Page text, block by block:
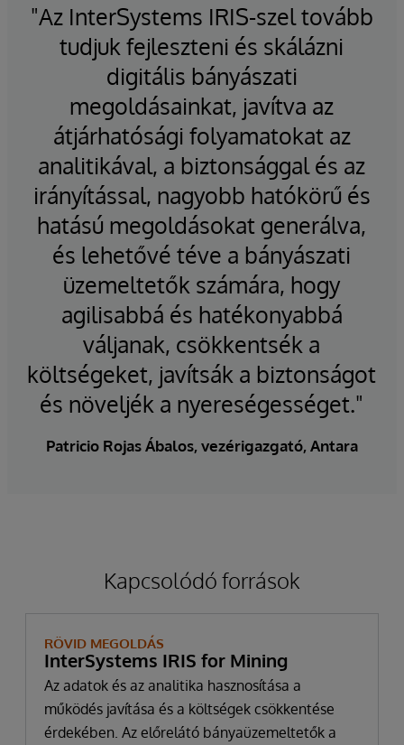
"Az InterSystems IRIS-szel tovább
tudjuk fejleszteni és skálázni
digitális bányászati
megoldásainkat, javítva az
átjárhatósági folyamatokat az
analitikával, a biztonsággal és az
irányítással, nagyobb hatókörű és
hatású megoldásokat generálva,
és lehetővé téve a bányászati
üzemeltetők számára, hogy
agilisabbá és hatékonyabbá
váljanak, csökkentsék a
költségeket, javítsák a biztonságot
és növeljék a nyereségességet."
Patricio Rojas Ábalos, vezérigazgató, Antara
Kapcsolódó források
RÖVID MEGOLDÁS
InterSystems IRIS for Mining
Az adatok és az analitika hasznosítása a
működés javítása és a költségek csökkentése
érdekében. Az előrelátó bányaüzemeltetők a